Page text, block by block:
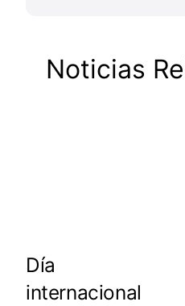
Noticias
Día
internacional